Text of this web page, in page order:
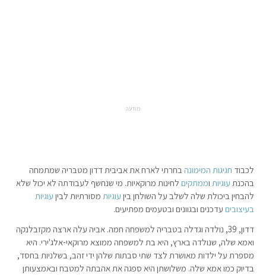
מודעה
לכבוד חגיגות המימונה בחרתי לארח את אביבית דדון מטבריה שמתמחה
בהכנת עוגיות וממתקים לחינות מרוקאיות. מי שנחשף לעבודתה לא יכול שלא
להבחין ביכולת שלה לשלב על השולחן בין עוגיות מסורתיות לבין עוגיות
בעיצובים עדכנים ובגוונים ובטעמים מפתיעים.
דדון, 39, נולדה וגדלה בטבריה למשפחה חמה. אביה עלה ארצה מקזבלנקה
ואמא שלה, שנולדה בארץ, היא בת למשפחה ממוצא מרוקאי-אלג'ירי. היא
מספרת על ילדות מאושרת לצד שתי סבתות שלהן ידי זהב, בשלניות בחסד,
בדיוק כמו אמא שלה. משלושתן היא ספגה את אהבתה למטבח ובאמצעותן